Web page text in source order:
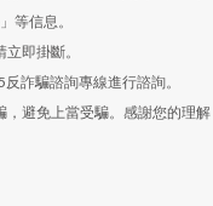
等信息。
即掛斷。
詐騙諮詢專線進行諮詢。
避免上當受騙。感謝您的理解